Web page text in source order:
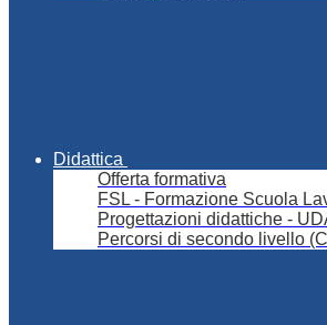
Didattica
Offerta formativa
FSL - Formazione Scuola
Progettazioni didattiche -
Percorsi di secondo livello